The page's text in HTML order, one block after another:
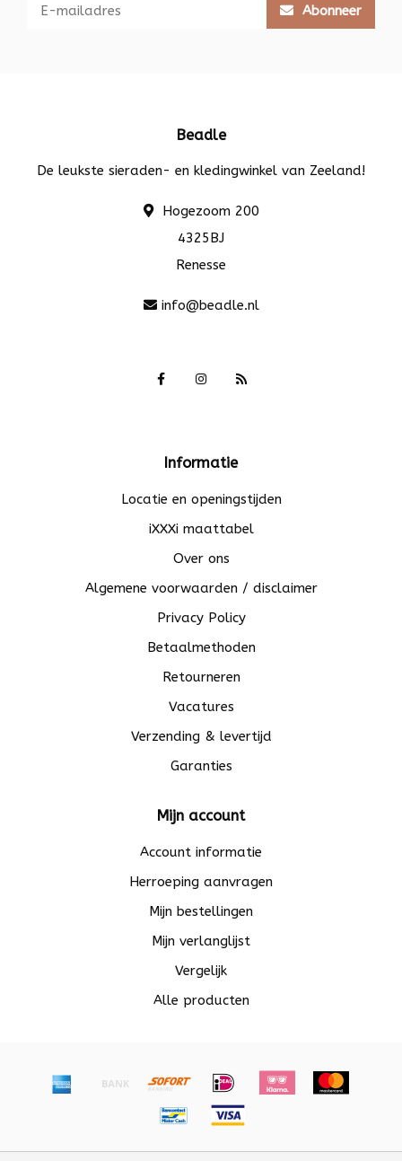
Abonneer
Beadle
De leukste sieraden- en kledingwinkel van Zeeland!
Hogezoom 200
4325BJ
Renesse
info@beadle.nl
Informatie
Locatie en openingstijden
iXXXi maattabel
Over ons
Algemene voorwaarden / disclaimer
Privacy Policy
Betaalmethoden
Retourneren
Vacatures
Verzending & levertijd
Garanties
Mijn account
Account informatie
Herroeping aanvragen
Mijn bestellingen
Mijn verlanglijst
Vergelijk
Alle producten